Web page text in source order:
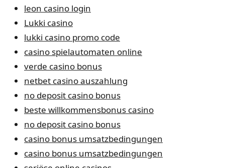
leon casino login
Lukki casino
lukki casino promo code
casino spielautomaten online
verde casino bonus
netbet casino auszahlung
no deposit casino bonus
beste willkommensbonus casino
no deposit casino bonus
casino bonus umsatzbedingungen
casino bonus umsatzbedingungen